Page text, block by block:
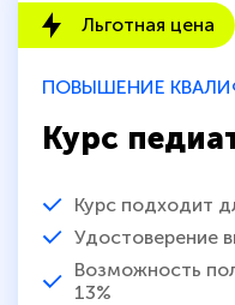
ПОВЫШЕНИЕ
Курс
Курс подходит
Удостоверение
Возможность
13%
Льготная цена